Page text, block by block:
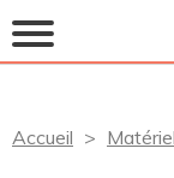
Accueil